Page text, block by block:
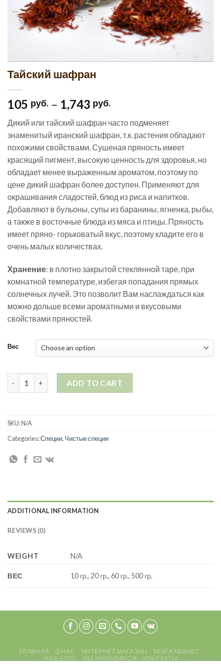
Тайский шафран
105 руб. – 1,743 руб.
Дикий или тайский шафран часто подменяет
знаменитый иранский шафран, т.к. растения обладают
похожими свойствами. Сушеная пряность имеет
красящий пигмент, высокую ценность для здоровья, но
обладает менее выраженным ароматом, поэтому по
цене дикий шафран более доступен. Применяют для
окрашивания сладостей, блюд из риса и напитков.
Добавляют в бульоны, супы из баранины, ягненка, рыбы,
а также в восточные блюда из мяса и птицы. Пряность
имеет пряно- горьковатый вкус, поэтому кладите его в
очень малых количествах.
Хранение: в плотно закрытой стеклянной таре, при
комнатной температуре, избегая попадания прямых
солнечных лучей. Это позволит Вам наслаждаться как
можно дольше всеми ароматными и вкусовыми
свойствами пряностей.
Вес
ADD TO CART
SKU:N/A
Categories:Специи, Чистые специи
ADDITIONAL INFORMATION
REVIEWS (0)
WEIGHT N/A
ВЕС 10 гр., 20 гр., 60 гр., 500 гр.
ГЛАВНАЯ О НАС ИНТЕРНЕТ МАГАЗИН
МОЙ КАБИНЕТ
НАШ БЛОГ
МЫ НАХОДИМСЯ
КОНТАКТЫ